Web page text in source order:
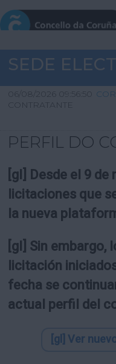
SEDE
06/08/2026 09:56:50
CONTRATANTE
PERFIL DO
[gl] Desde el 9 de
licitaciones que
la nueva
[gl] Sin embargo,
licitación
fecha se
actual perfil del
[gl] Ver